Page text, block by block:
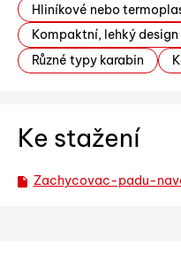
Hliníkové nebo
Kompaktní, lehký design
Různé typy karabin
Ke stažení
Zachycovac-padu-